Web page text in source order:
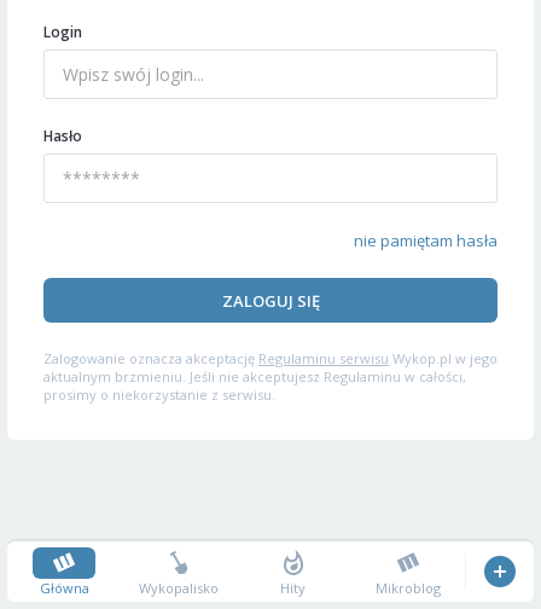
Login
Hasło
nie pamiętam hasła
ZALOGUJ SIĘ
Zalogowanie oznacza akceptację Regulaminu serwisu Wykop.pl w jego
aktualnym brzmieniu. Jeśli nie akceptujesz Regulaminu w całości,
prosimy o niekorzystanie z serwisu.
Główna Wykopalisko Hity Mikroblog